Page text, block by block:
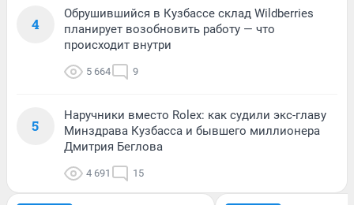
4
Обрушившийся в Кузбассе склад Wildberries
планирует возобновить работу — что
происходит внутри
5 664 9
5
Наручники вместо Rolex: как судили экс-главу
Минздрава Кузбасса и бывшего миллионера
Дмитрия Беглова
4 691 15